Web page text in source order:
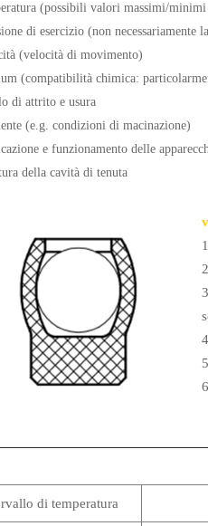
(possibili valori massimi/
di esercizio (non necessariamente
(velocità di movimento)
(compatibilità chimica:
di attrito e usura
(e.g. condizioni di macinazione)
e funzionamento delle
della cavità di tenuta
di temperatura